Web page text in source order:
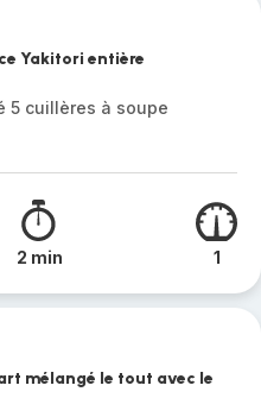
Yakitori entière
5 cuillères à soupe
2 min 1
mélangé le tout avec le